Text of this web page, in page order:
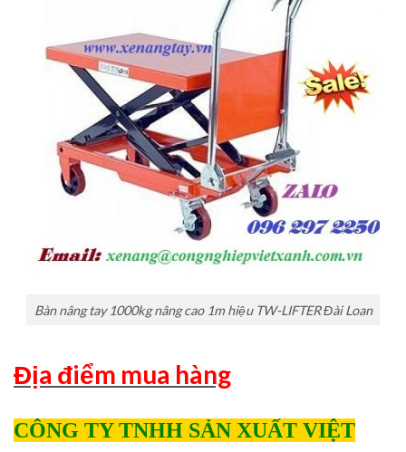
Bàn nâng tay 1000kg nâng cao 1m hiệu TW-LIFTER Đài Loan
Địa điểm mua hàng
CÔNG TY TNHH SẢN XUẤT VIỆT